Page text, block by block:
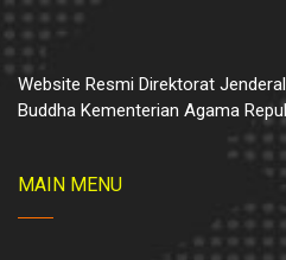
Website Resmi Direktorat
Buddha Kementerian Agama
MAIN MENU